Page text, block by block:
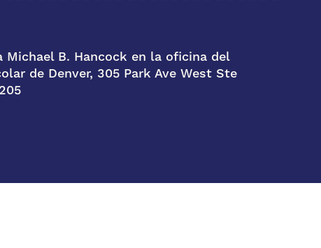
Michael B. Hancock en la oficina del
de Denver, 305 Park Ave West Ste